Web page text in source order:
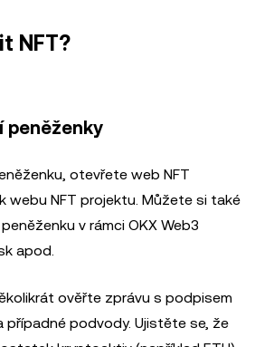
NFT?
peněženky
otevřete web NFT
webu NFT projektu. Můžete si také
v rámci OKX Web3
apod.
ověřte zprávu s podpisem
případné podvody. Ujistěte se, že